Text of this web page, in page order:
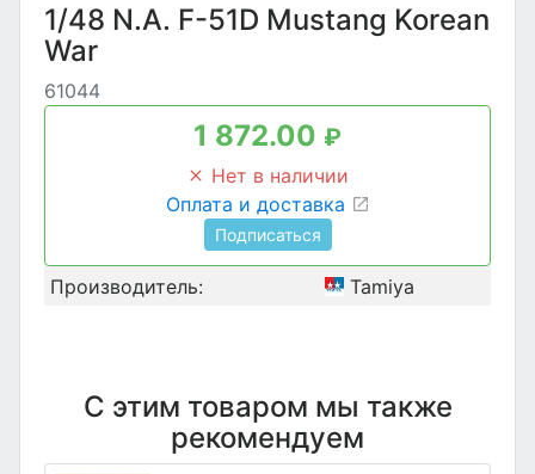
1/48 N.A. F-51D Mustang Korean
War
61044
1 872.00 ₽
Нет в наличии
Оплата и доставка
Подписаться
Производитель: Tamiya
С этим товаром мы также
рекомендуем